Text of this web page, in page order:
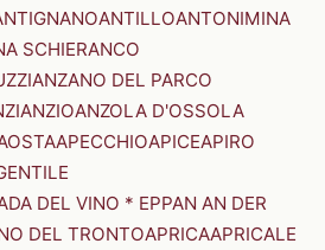
ANTILLOANTONIMINA
SCHIERANCO
ANZANO DEL PARCO
ANZIOANZOLA D'OSSOLA
APECCHIOAPICEAPIRO
DEL VINO * EPPAN AN DER
DEL TRONTOAPRICAAPRICALE